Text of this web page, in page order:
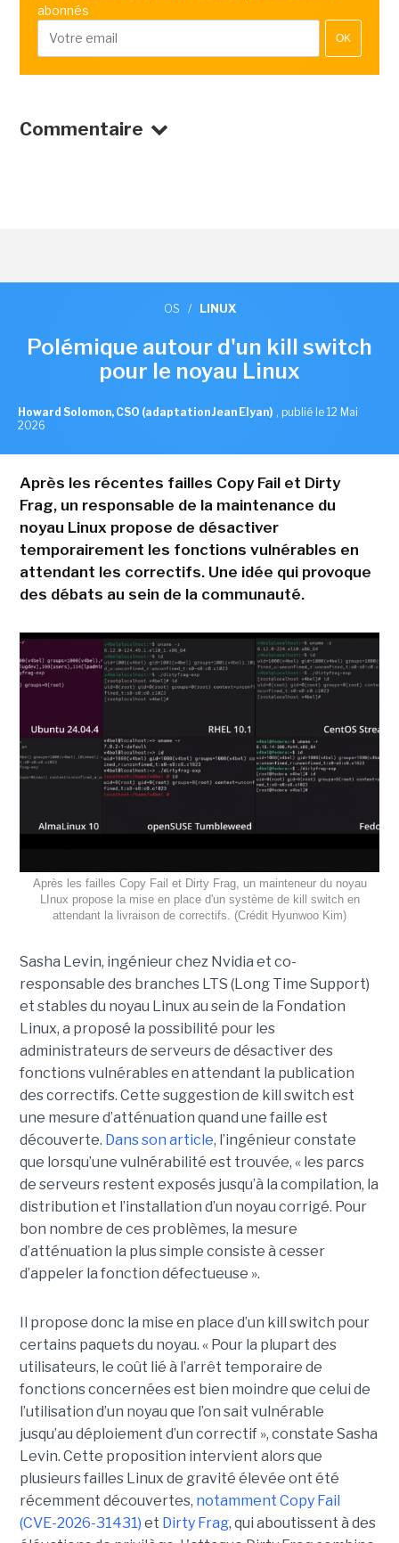
abonnés
OK
Commentaire
OS / LINUX
Polémique autour d'un kill switch
pour le noyau Linux
Howard Solomon, CSO (adaptation Jean Elyan) , publié le 12 Mai
2026
Après les récentes failles Copy Fail et Dirty
Frag, un responsable de la maintenance du
noyau Linux propose de désactiver
temporairement les fonctions vulnérables en
attendant les correctifs. Une idée qui provoque
des débats au sein de la communauté.
Après les failles Copy Fail et Dirty Frag, un mainteneur du noyau
LInux propose la mise en place d'un système de kill switch en
attendant la livraison de correctifs. (Crédit Hyunwoo Kim)
Sasha Levin, ingénieur chez Nvidia et co-
responsable des branches LTS (Long Time Support)
et stables du noyau Linux au sein de la Fondation
Linux, a proposé la possibilité pour les
administrateurs de serveurs de désactiver des
fonctions vulnérables en attendant la publication
des correctifs. Cette suggestion de kill switch est
une mesure d’atténuation quand une faille est
découverte. Dans son article, l’ingénieur constate
que lorsqu’une vulnérabilité est trouvée, « les parcs
de serveurs restent exposés jusqu’à la compilation, la
distribution et l’installation d’un noyau corrigé. Pour
bon nombre de ces problèmes, la mesure
d’atténuation la plus simple consiste à cesser
d’appeler la fonction défectueuse ».
Il propose donc la mise en place d’un kill switch pour
certains paquets du noyau. « Pour la plupart des
utilisateurs, le coût lié à l’arrêt temporaire de
fonctions concernées est bien moindre que celui de
l’utilisation d’un noyau que l’on sait vulnérable
jusqu’au déploiement d’un correctif », constate Sasha
Levin. Cette proposition intervient alors que
plusieurs failles Linux de gravité élevée ont été
récemment découvertes, notamment Copy Fail
(CVE-2026-31431) et Dirty Frag, qui aboutissent à des